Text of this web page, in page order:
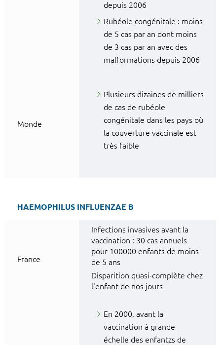
depuis 2006
Rubéole congénitale : moins
de 5 cas par an dont moins
de 3 cas par an avec des
malformations depuis 2006
Monde
Plusieurs dizaines de milliers
de cas de rubéole
congénitale dans les pays où
la couverture vaccinale est
très faible
HAEMOPHILUS INFLUENZAE B
France
Infections invasives avant la
vaccination : 30 cas annuels
pour 100000 enfants de moins
de 5 ans
Disparition quasi-complète chez
l'enfant de nos jours
En 2000, avant la
vaccination à grande
échelle des enfantzs de